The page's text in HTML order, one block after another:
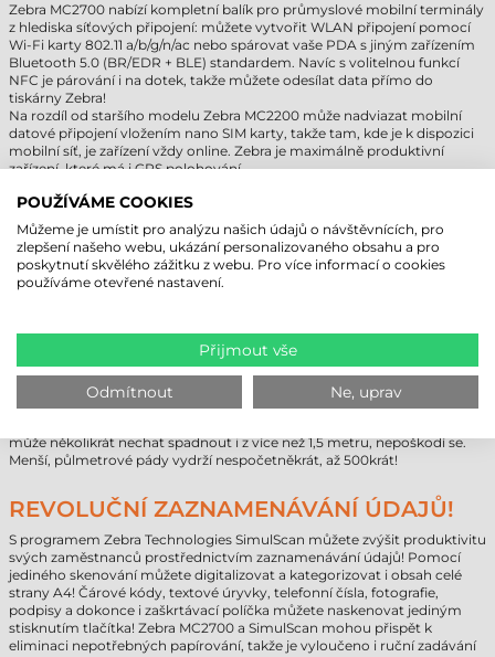
Zebra MC2700 nabízí kompletní balík pro průmyslové mobilní terminály
z hlediska síťových připojení: můžete vytvořit WLAN připojení pomocí
Wi-Fi karty 802.11 a/b/g/n/ac nebo spárovat vaše PDA s jiným zařízením
Bluetooth 5.0 (BR/EDR + BLE) standardem. Navíc s volitelnou funkcí
NFC je párování i na dotek, takže můžete odesílat data přímo do
tiskárny Zebra!
Na rozdíl od staršího modelu Zebra MC2200 může nadviazat mobilní
datové připojení vložením nano SIM karty, takže tam, kde je k dispozici
mobilní síť, je zařízení vždy online. Zebra je maximálně produktivní
zařízení, které má i GPS polohování.
omezen jeho baterií, vydrží až 16,5 hodiny i se standardní lithiovou-
ionovou baterií PowerPrecision 3 500 mAh. S verzí 4900 mAh, která je k
dispozici jako příslušenství, vydrží až 23 hodin provozu!
ZVLÁDNE TRÉNINK!
ty nejnáročnější úkoly. Těsnění IP65 poskytují úplnou ochranu před
prachem, nemusíte se však obávat ani vody, která by mohla vtéci do
jednotky. Sada testů provedených podle amerického vojenského
standardu MIL-STD 810G zajišťuje, že zařízení obstojí i v extrémních
podmínkách.
může několikrát nechat spadnout i z více než 1,5 metru, nepoškodí se.
Menší, půlmetrové pády vydrží nespočetněkrát, až 500krát!
REVOLUČNÍ ZAZNAMENÁVÁNÍ ÚDAJŮ!
S programem Zebra Technologies SimulScan můžete zvýšit produktivitu
svých zaměstnanců prostřednictvím zaznamenávání údajů! Pomocí
jediného skenování můžete digitalizovat a kategorizovat i obsah celé
strany A4! Čárové kódy, textové úryvky, telefonní čísla, fotografie,
podpisy a dokonce i zaškrtávací políčka můžete naskenovat jediným
stisknutím tlačítka! Zebra MC2700 a SimulScan mohou přispět k
eliminaci nepotřebných papírování, takže je vyloučeno i ruční zadávání
POUŽÍVÁME COOKIES
Můžeme je umístit pro analýzu našich údajů o návštěvnících, pro
zlepšení našeho webu, ukázání personalizovaného obsahu a pro
poskytnutí skvělého zážitku z webu. Pro více informací o cookies
používáme otevřené nastavení.
Přijmout vše
Odmítnout Ne, uprav